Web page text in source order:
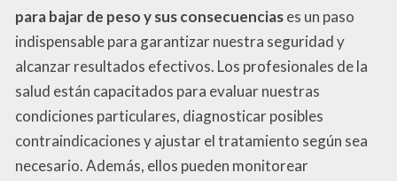
para bajar de peso y sus consecuenciases un paso
indispensable para garantizar nuestra seguridad y
alcanzar resultados efectivos. Los profesionales de la
salud están capacitados para evaluar nuestras
condiciones particulares, diagnosticar posibles
contraindicaciones y ajustar el tratamiento según sea
necesario. Además, ellos pueden monitorear